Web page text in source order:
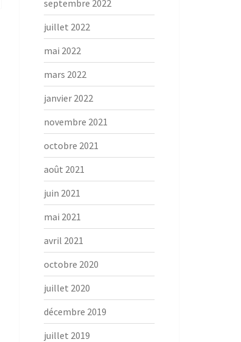
septembre 2022
juillet 2022
mai 2022
mars 2022
janvier 2022
novembre 2021
octobre 2021
août 2021
juin 2021
mai 2021
avril 2021
octobre 2020
juillet 2020
décembre 2019
juillet 2019